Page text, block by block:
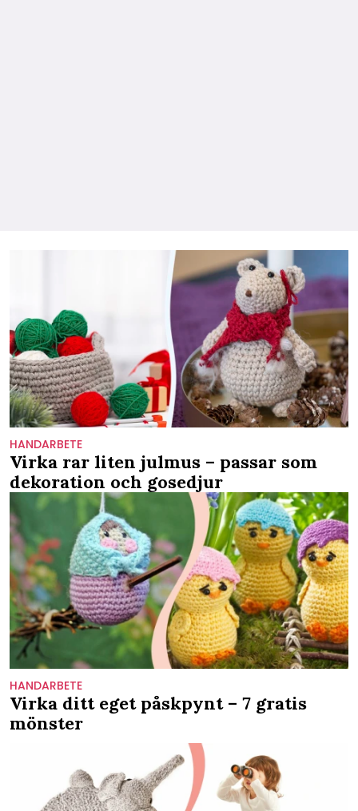
HANDARBETE
Virka rar liten julmus – passar som
dekoration och gosedjur
HANDARBETE
Virka ditt eget påskpynt – 7 gratis
mönster